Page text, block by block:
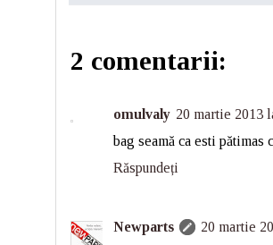
2 comentarii:
omulvaly 20 martie 2013
bag seamă ca esti
Răspundeți
Newparts
20 martie